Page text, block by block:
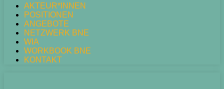
AKTEUR*INNEN
POSITIONEN
ANGEBOTE
NETZWERK BNE
WIA
WORKBOOK BNE
KONTAKT